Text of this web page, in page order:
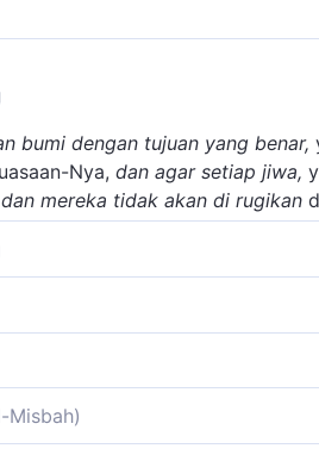
bumi dengan tujuan yang benar,
Nya, dan agar setiap jiwa,
dan mereka tidak akan di rugikan
bumi diciptakan dengan
diadakan Tuhan tanpa
yang lain, dalam rangka
maka yang terjadi adalah
menjelaskan hal yang sama,
bumi dengan tujuan yang benar.
menciptakan (bumi dengan
langit dan bumi itu dimaksud
Misbah)